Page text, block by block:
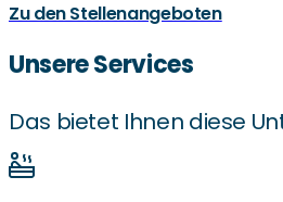
Zu den Stellenangeboten
Unsere Services
Das bietet Ihnen diese